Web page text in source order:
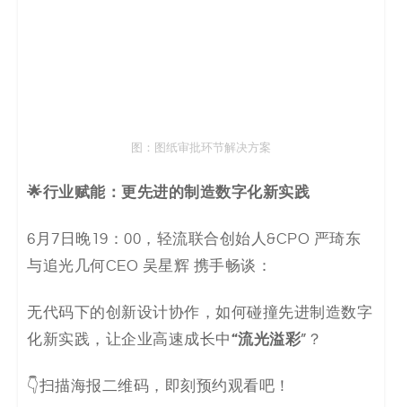
图：图纸审批环节解决方案
🌟行业赋能：更先进的制造数字化新实践
6月7日晚19：00，轻流联合创始人&CPO 严琦东
与追光几何CEO 吴星辉 携手畅谈：
无代码下的创新设计协作，如何碰撞先进制造数字
化新实践，让企业高速成长中“流光溢彩”？
👇扫描海报二维码，即刻预约观看吧！